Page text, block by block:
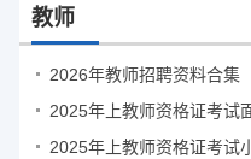
教师
2026年教师招聘资料合集
2025年上教师资格证考试
2025年上教师资格证考试